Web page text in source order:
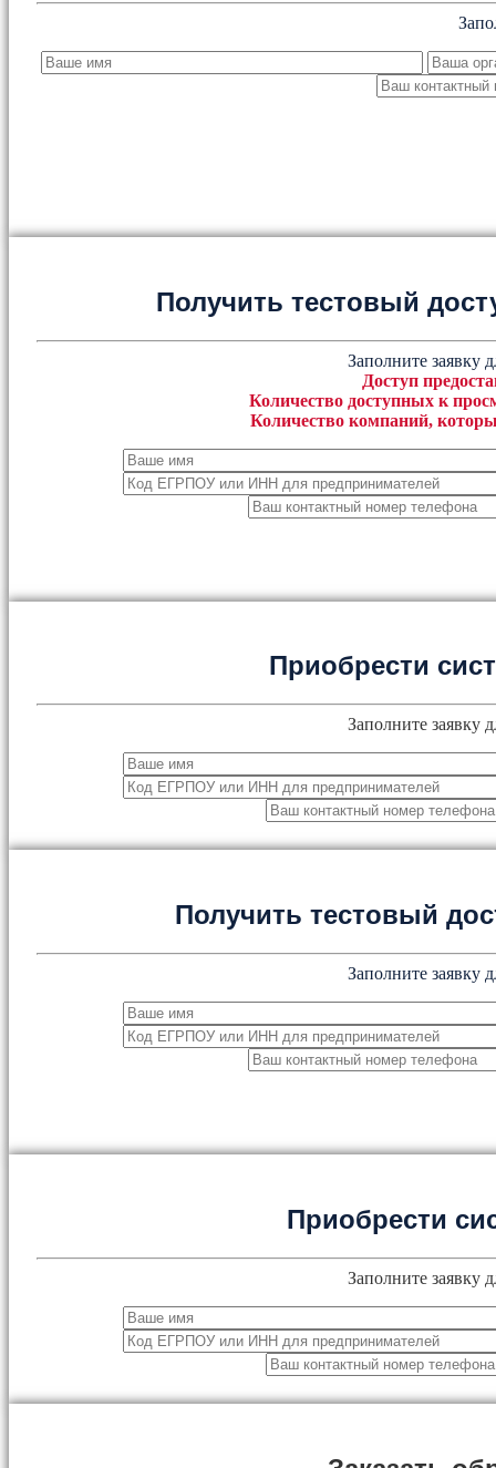
Получить тестовый
Заполните заявку
Доступ
Количество доступных к
Количество компаний,
Приобрести
Заполните заявку
Получить тестовый
Заполните заявку
Приобрести
Заполните заявку